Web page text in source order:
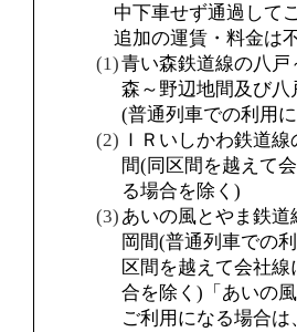
中下車せず通過して
追加の運賃・料金は
青い森鉄道線の八戸
森～野辺地間及び八
(普通列車での利用
ＩＲいしかわ鉄道
間(同区間を越えて
る場合を除く)
あいの風とやま鉄道
岡間(普通列車での
区間を越えて会社
合を除く)「あいの
ご利用になる場合は